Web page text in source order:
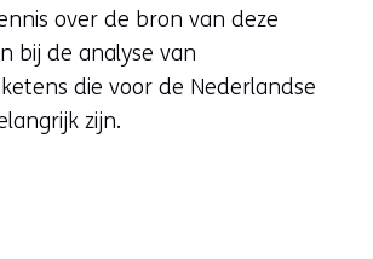
over de bron van deze
bij de analyse van
die voor de Nederlandse
zijn.